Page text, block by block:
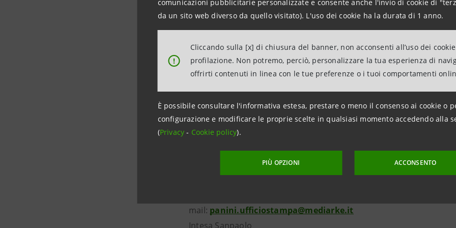
comunicazioni pubblicitarie personalizzate e consente anche l'invio di cookie di
da un sito web diverso da quello visitato). L'uso dei cookie ha la durata di 1 anno.
!
Cliccando sulla [x] di chiusura del banner, non acconsenti all’uso dei
profilazione. Non potremo, perciò, personalizzare la tua esperienza di
offrirti contenuti in linea con le tue preferenze o i tuoi comportamenti
È possibile consultare l'informativa estesa, prestare o meno il consenso ai cookie o
configurazione e modificare le proprie scelte in qualsiasi momento accedendo alla
(Privacy- Cookie policy).
PIÙ OPZIONI ACCONSENTO
con le figurine dedicate alla Nazionale femminile e alla Nazionale
L’Originale”, in collaborazione con il noto programma di Sky Sport
carriere complete dei 22 calciatori presenti in figurina sull’album
Campionato”, con le figurine extra dedicate ai protagonisti e ai
verdetti finali, e distribuite in omaggio in allegato a “SportWeek” e a
Modena, 21 febbraio 2019
-----------------------
Panini SpA
mail: panini.ufficiostampa@mediarke.it
Intesa Sanpaolo